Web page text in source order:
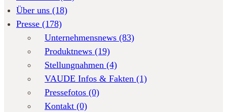
Über uns (18)
Presse (178)
Unternehmensnews (83)
Produktnews (19)
Stellungnahmen (4)
VAUDE Infos & Fakten (1)
Pressefotos (0)
Kontakt (0)